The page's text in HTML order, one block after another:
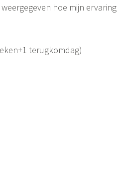
hoe mijn
terugkomdag)